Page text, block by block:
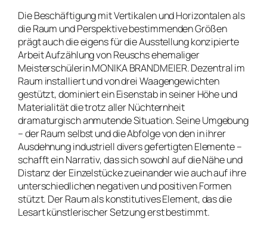
Die Beschäftigung mit Vertikalen und Horizontalen als
die Raum und Perspektive bestimmenden Größen
prägt auch die eigens für die Ausstellung konzipierte
ArbeitAufzählungvon Reuschs ehemaliger
Meisterschülerin MONIKA BRANDMEIER. Dezentral im
Raum installiert und von drei Waagengewichten
gestützt, dominiert ein Eisenstab in seiner Höhe und
Materialität die trotz aller Nüchternheit
dramaturgisch anmutende Situation. Seine Umgebung
– der Raum selbst und die Abfolge von den in ihrer
Ausdehnung industriell divers gefertigten Elemente –
schafft ein Narrativ, das sich sowohl auf die Nähe und
Distanz der Einzelstücke zueinander wie auch auf ihre
unterschiedlichen negativen und positiven Formen
stützt. Der Raum als konstitutives Element, das die
Lesart künstlerischer Setzung erst bestimmt.